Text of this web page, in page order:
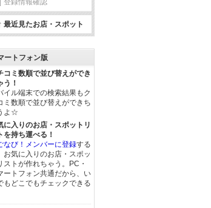
登録情報確認
最近見たお店・スポット
ートフォン版
コミ数順で並び替えができ
う！
イル端末での検索結果もク
ミ数順で並び替えができち
よ☆
に入りのお店・スポットリ
を持ち運べる！
なび！メンバーに登録する
お気に入りのお店・スポッ
ストが作れちゃう。PC・
ートフォン共通だから、い
もどこでもチェックできる